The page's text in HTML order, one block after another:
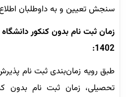
سنجش تعیین و به داوطلبان
زمان ثبت نام بدون کنکور دانشگاه
1402:
طبق رویه زمان‌بندی ثبت نام
تحصیلی، زمان ثبت نام بدون